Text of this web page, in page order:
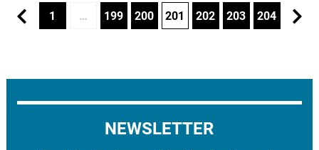
1 … 199 200 201 202 203 204
NEWSLETTER